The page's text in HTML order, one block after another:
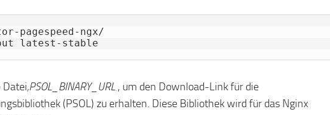
pagespeed-ngx/
latest-stable
Datei‚PSOL_BINARY_URL ‚, um den Download-Link für die
(PSOL) zu erhalten. Diese Bibliothek wird für das Nginx